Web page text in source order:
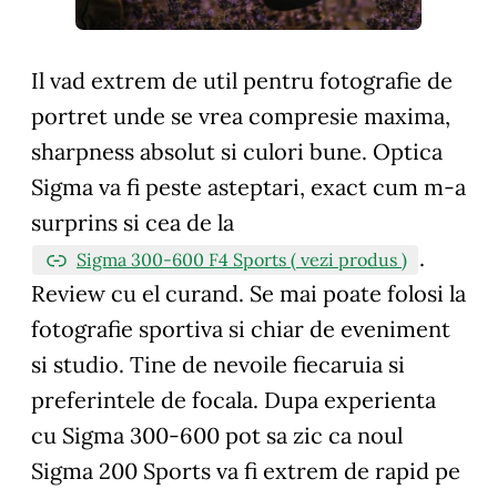
Il vad extrem de util pentru fotografie de
portret unde se vrea compresie maxima,
sharpness absolut si culori bune. Optica
Sigma va fi peste asteptari, exact cum m-a
surprins si cea de la
Sigma 300-600 F4 Sports ( vezi produs ) .
Review cu el curand. Se mai poate folosi la
fotografie sportiva si chiar de eveniment
si studio. Tine de nevoile fiecaruia si
preferintele de focala. Dupa experienta
cu Sigma 300-600 pot sa zic ca noul
Sigma 200 Sports va fi extrem de rapid pe